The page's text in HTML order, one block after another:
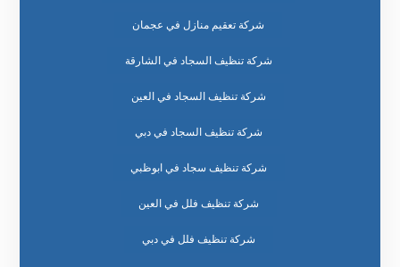
شركة تعقيم منازل في عجمان
شركة تنظيف السجاد في الشارقة
شركة تنظيف السجاد في العين
شركة تنظيف السجاد في دبي
شركة تنظيف سجاد في ابوظبي
شركة تنظيف فلل في العين
شركة تنظيف فلل في دبي